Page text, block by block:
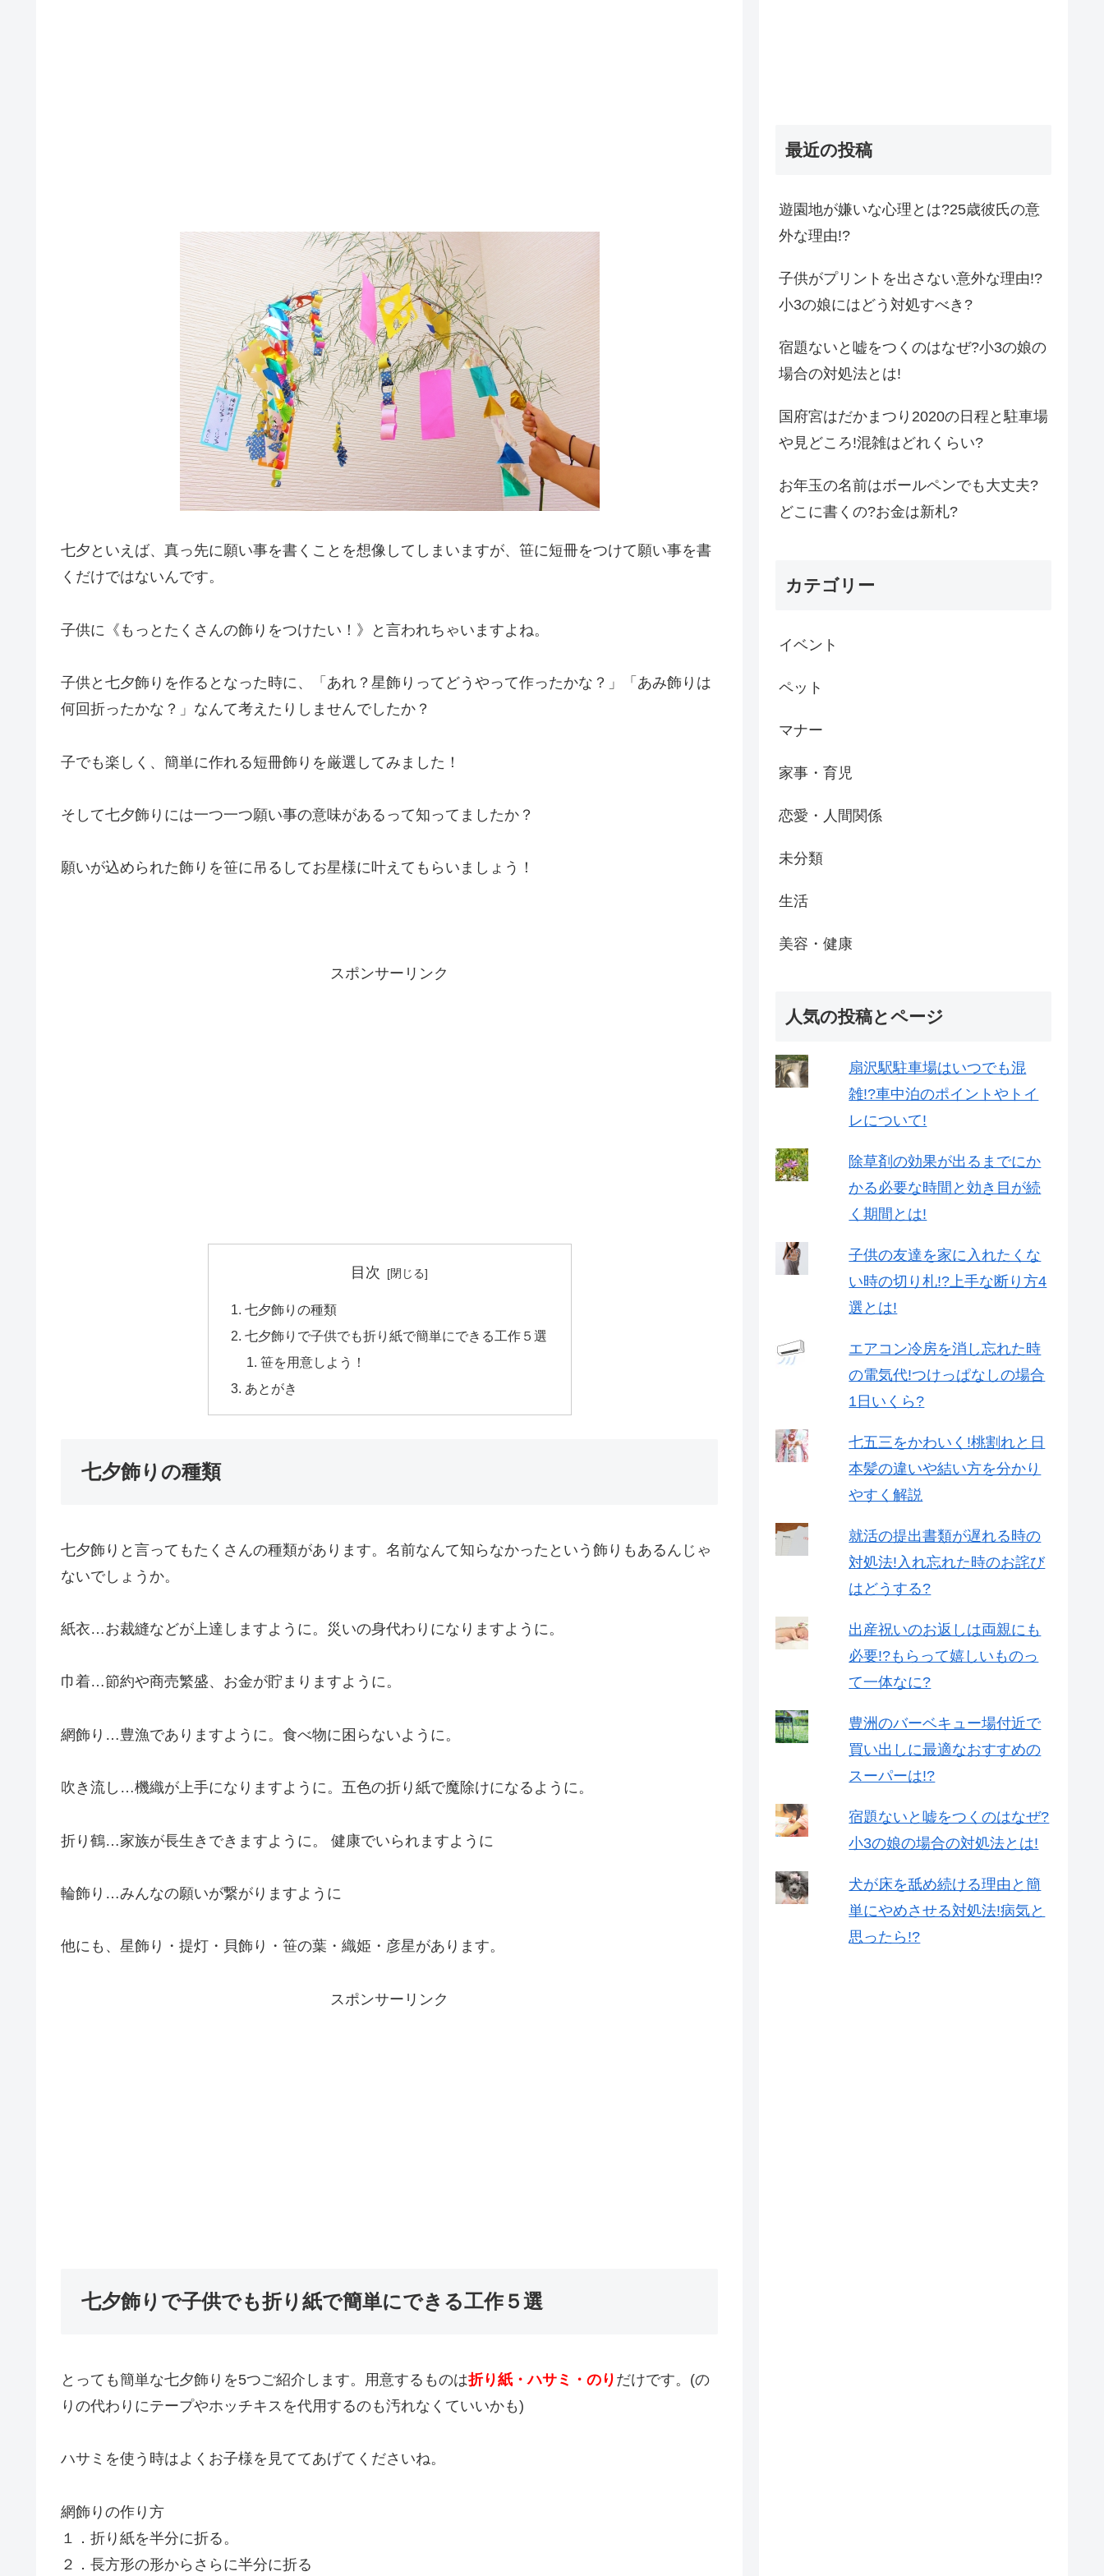
七夕といえば、真っ先に願い事を書くことを想像してしまいますが、笹に短冊をつけて願い事を書
くだけではないんです。
子供に《もっとたくさんの飾りをつけたい！》と言われちゃいますよね。
子供と七夕飾りを作るとなった時に、「あれ？星飾りってどうやって作ったかな？」「あみ飾りは
何回折ったかな？」なんて考えたりしませんでしたか？
子でも楽しく、簡単に作れる短冊飾りを厳選してみました！
そして七夕飾りには一つ一つ願い事の意味があるって知ってましたか？
願いが込められた飾りを笹に吊るしてお星様に叶えてもらいましょう！
スポンサーリンク
目次
七夕飾りの種類
七夕飾りで子供でも折り紙で簡単にできる工作５選
笹を用意しよう！
あとがき
七夕飾りの種類
七夕飾りと言ってもたくさんの種類があります。名前なんて知らなかったという飾りもあるんじゃ
ないでしょうか。
紙衣…お裁縫などが上達しますように。災いの身代わりになりますように。
巾着…節約や商売繁盛、お金が貯まりますように。
網飾り …豊漁でありますように。食べ物に困らないように。
吹き流し …機織が上手になりますように。五色の折り紙で魔除けになるように。
折り鶴…家族が長生きできますように。 健康でいられますように
輪飾り …みんなの願いが繋がりますように
他にも、 星飾り・提灯・貝飾り・笹の葉・織姫・彦星があります。
スポンサーリンク
七夕飾りで子供でも折り紙で簡単にできる工作５選
とっても簡単な七夕飾りを5つご紹介します。用意するものは折り紙・ハサミ・のり だけです。(の
りの代わりにテープやホッチキスを代用するのも汚れなくていいかも)
ハサミを使う時はよくお子様を見ててあげてくださいね。
網飾りの作り方
１．折り紙を半分に折る。
２．長方形の形からさらに半分に折る
最近の投稿
遊園地が嫌いな心理とは?25歳彼氏の意
外な理由!?
子供がプリントを出さない意外な理由!?
小3の娘にはどう対処すべき?
宿題ないと嘘をつくのはなぜ?小3の娘の
場合の対処法とは!
国府宮はだかまつり2020の日程と駐車場
や見どころ!混雑はどれくらい?
お年玉の名前はボールペンでも大丈夫?
どこに書くの?お金は新札?
カテゴリー
イベント
ペット
マナー
家事・育児
恋愛・人間関係
未分類
生活
美容・健康
人気の投稿とページ
扇沢駅駐車場はいつでも混
雑!?車中泊のポイントやトイ
レについて!
除草剤の効果が出るまでにか
かる必要な時間と効き目が続
く期間とは!
子供の友達を家に入れたくな
い時の切り札!?上手な断り方4
選とは!
エアコン冷房を消し忘れた時
の電気代!つけっぱなしの場合
1日いくら?
七五三をかわいく!桃割れと日
本髪の違いや結い方を分かり
やすく解説
就活の提出書類が遅れる時の
対処法!入れ忘れた時のお詫び
はどうする?
出産祝いのお返しは両親にも
必要!?もらって嬉しいものっ
て一体なに?
豊洲のバーベキュー場付近で
買い出しに最適なおすすめの
スーパーは!?
宿題ないと嘘をつくのはなぜ?
小3の娘の場合の対処法とは!
犬が床を舐め続ける理由と簡
単にやめさせる対処法!病気と
思ったら!?